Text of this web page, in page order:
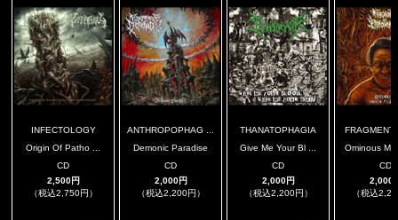
INFECTOLOGY
Origin Of Patho ...
CD
2,500円
（税込2,750円）
ANTHROPOPHAG ...
Demonic Paradise
CD
2,000円
（税込2,200円）
THANATOPHAGIA
Give Me Your Bl ...
CD
2,000円
（税込2,200円）
Ominous
CD
2,000
（税込